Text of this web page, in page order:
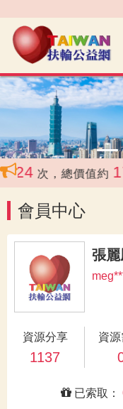
‹
次，總價值約
會員中心
張
資源分享
1137
資
已索取：